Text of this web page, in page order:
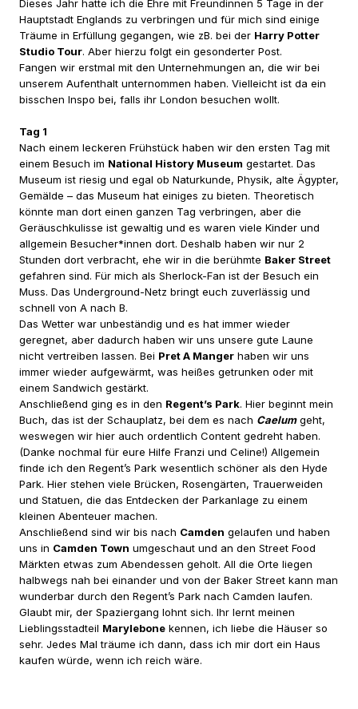
Dieses Jahr hatte ich die Ehre mit Freundinnen 5 Tage in der
Hauptstadt Englands zu verbringen und für mich sind einige
Träume in Erfüllung gegangen, wie zB. bei der Harry Potter
Studio Tour. Aber hierzu folgt ein gesonderter Post.
Fangen wir erstmal mit den Unternehmungen an, die wir bei
unserem Aufenthalt unternommen haben. Vielleicht ist da ein
bisschen Inspo bei, falls ihr London besuchen wollt.
Tag 1
Nach einem leckeren Frühstück haben wir den ersten Tag mit
einem Besuch im National History Museum gestartet. Das
Museum ist riesig und egal ob Naturkunde, Physik, alte Ägypter,
Gemälde – das Museum hat einiges zu bieten. Theoretisch
könnte man dort einen ganzen Tag verbringen, aber die
Geräuschkulisse ist gewaltig und es waren viele Kinder und
allgemein Besucher*innen dort. Deshalb haben wir nur 2
Stunden dort verbracht, ehe wir in die berühmte Baker Street
gefahren sind. Für mich als Sherlock-Fan ist der Besuch ein
Muss. Das Underground-Netz bringt euch zuverlässig und
schnell von A nach B.
Das Wetter war unbeständig und es hat immer wieder
geregnet, aber dadurch haben wir uns unsere gute Laune
nicht vertreiben lassen. Bei Pret A Manger haben wir uns
immer wieder aufgewärmt, was heißes getrunken oder mit
einem Sandwich gestärkt.
Anschließend ging es in den Regent’s Park. Hier beginnt mein
Buch, das ist der Schauplatz, bei dem es nach Caelumgeht,
weswegen wir hier auch ordentlich Content gedreht haben.
(Danke nochmal für eure Hilfe Franzi und Celine!) Allgemein
finde ich den Regent’s Park wesentlich schöner als den Hyde
Park. Hier stehen viele Brücken, Rosengärten, Trauerweiden
und Statuen, die das Entdecken der Parkanlage zu einem
kleinen Abenteuer machen.
Anschließend sind wir bis nach Camden gelaufen und haben
uns in Camden Town umgeschaut und an den Street Food
Märkten etwas zum Abendessen geholt. All die Orte liegen
halbwegs nah bei einander und von der Baker Street kann man
wunderbar durch den Regent’s Park nach Camden laufen.
Glaubt mir, der Spaziergang lohnt sich. Ihr lernt meinen
Lieblingsstadteil Marylebone kennen, ich liebe die Häuser so
sehr. Jedes Mal träume ich dann, dass ich mir dort ein Haus
kaufen würde, wenn ich reich wäre.